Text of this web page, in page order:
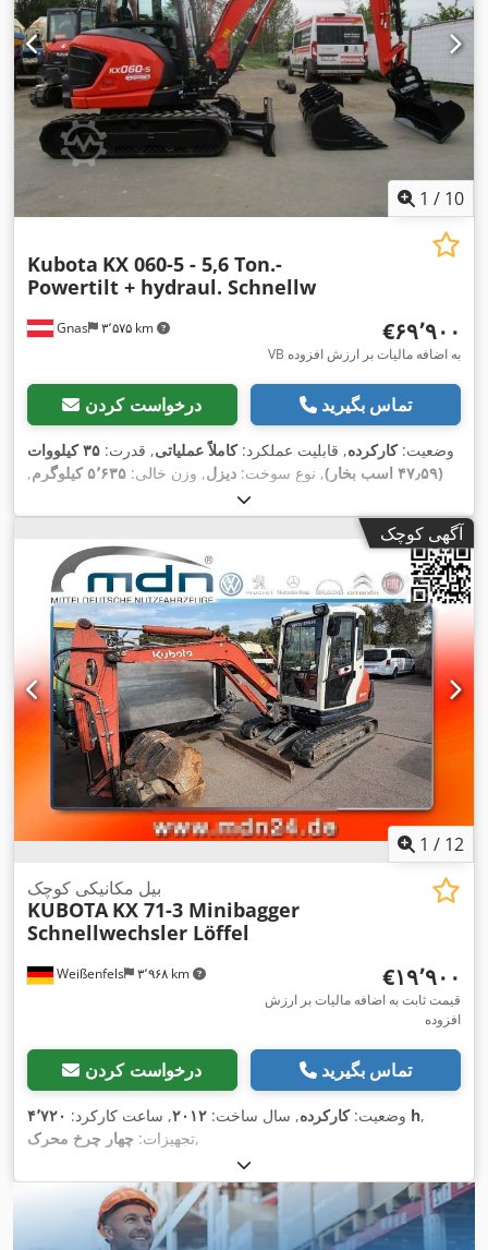
1 / 10
Gnas ۳٬۵۷۵ km
Kubota KX 060-5 - 5,6 Ton.-
Powertilt + hydraul. Schnellw
‎€۶۹٬۹۰۰
VB به اضافه مالیات بر ارزش افزوده
درخواست کردن تماس بگیرید
وضعیت:کارکرده, قابلیت عملکرد:کاملاً عملیاتی, قدرت:
۳۵ کیلووات
(۴۷٫۵۹ اسب بخار)
, نوع سوخت: دیزل, وزن خالی: ۵٬۶۳۵ کیلوگرم
,
سال ساخت:
میلی‌متر, ارتفاع سازه:۲٬۵۵۰ میلی‌متر
, نوع سیستم انتقال قدرت:
آگهی کوچک
1 / 12
Weißenfels ۳٬۹۶۸ km
بیل مکانیکی کوچک
KUBOTA KX 71-3 Minibagger
Schnellwechsler Löffel
‎€۱۹٬۹۰۰
قیمت ثابت به اضافه مالیات بر ارزش
افزوده
درخواست کردن تماس بگیرید
وضعیت:کارکرده, سال ساخت: ۲۰۱۲, ساعت کارکرد: ۴٬۷۲۰ h,
تجهیزات: چهار چرخ محرک ,